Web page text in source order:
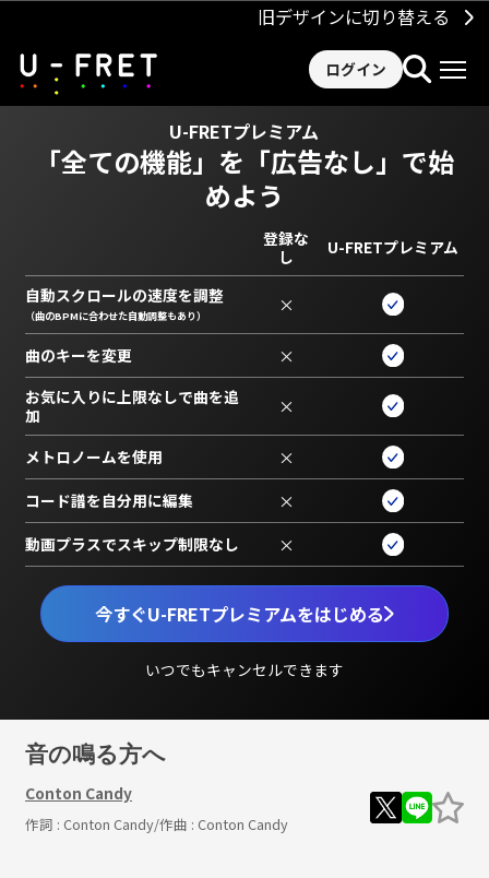
旧デザインに切り替える
ログイン
U-FRETプレミアム
「全ての機能」を 「広告なし」で始
めよう
今すぐU-FRETプレミアムをはじめる
いつでもキャンセルできます
登録な
し
U-FRETプレミアム
自動スクロールの速度を調整
（曲のBPMに合わせた自動調整もあり） ×
曲のキーを変更 ×
お気に入りに上限なしで曲を追
加
×
メトロノームを使用 ×
コード譜を自分用に編集 ×
動画プラスでスキップ制限なし ×
音の鳴る方へ
Conton Candy
作詞 : Conton Candy/作曲 : Conton Candy